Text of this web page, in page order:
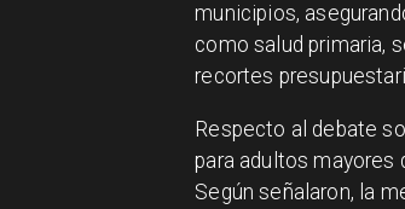
municipios,
como salud primaria,
recortes
Respecto al debate
para adultos mayores
Según señalaron, la